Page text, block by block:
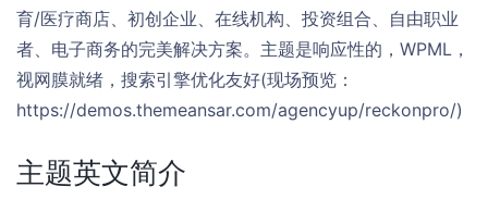
育/医疗商店、初创企业、在线机构、投资组合、自由职业
者、电子商务的完美解决方案。主题是响应性的，WPML，
视网膜就绪，搜索引擎优化友好(现场预览：
https://demos.themeansar.com/agencyup/reckonpro/)
主题英文简介